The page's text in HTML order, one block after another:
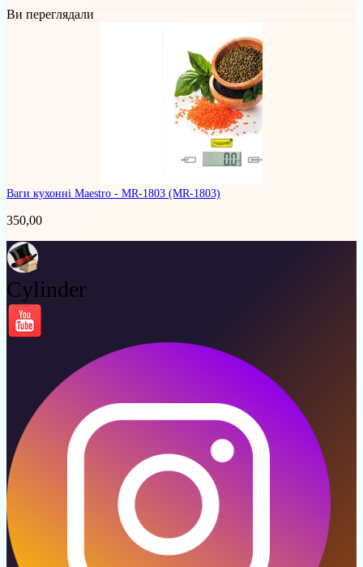
Ви переглядали
Ваги кухонні Maestro - MR-1803 (MR-1803)
350,00
Cylinder